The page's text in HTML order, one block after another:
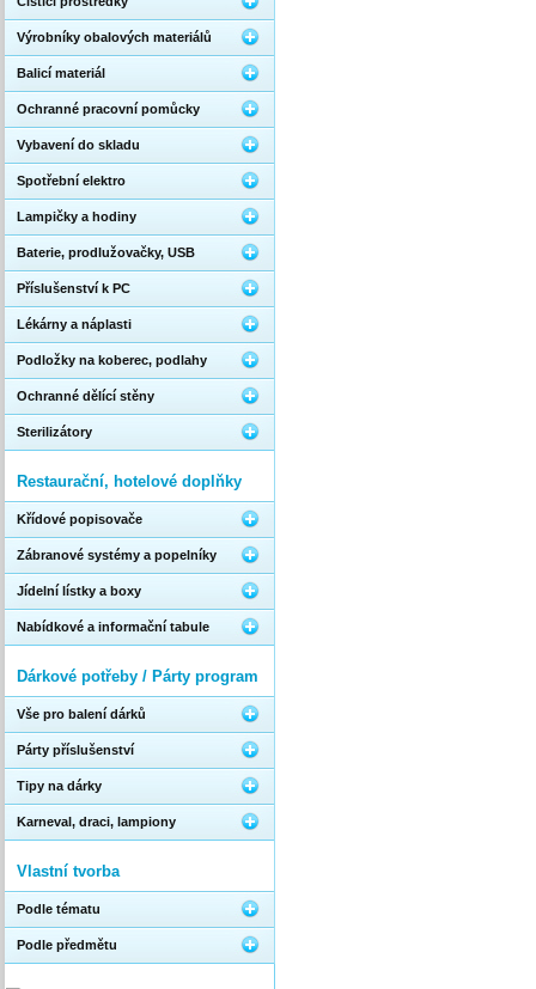
Výrobníky obalových materiálů
Balicí materiál
Ochranné pracovní pomůcky
Vybavení do skladu
Spotřební elektro
Lampičky a hodiny
Baterie, prodlužovačky, USB
Příslušenství k PC
Lékárny a náplasti
Podložky na koberec, podlahy
Ochranné dělící stěny
Sterilizátory
Restaurační, hotelové doplňky
Křídové popisovače
Zábranové systémy a popelníky
Jídelní lístky a boxy
Nabídkové a informační tabule
Dárkové potřeby / Párty program
Vše pro balení dárků
Párty příslušenství
Tipy na dárky
Karneval, draci, lampiony
Vlastní tvorba
Podle tématu
Podle předmětu